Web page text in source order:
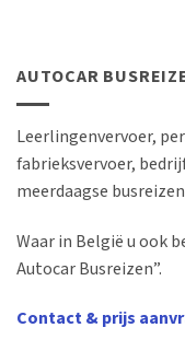
AUTOCAR
Leerlingenvervoer,
fabrieksvervoer,
meerdaagse
Waar in België u ook
Autocar Busreizen”.
Contact & prijs